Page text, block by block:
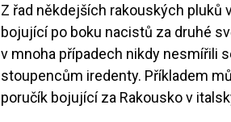
Z řad někdejších rakouských
bojující po boku nacistů za druhé
v mnoha případech nikdy nesmířili
stoupencům iredenty. Příkladem
poručík bojující za Rakousko v